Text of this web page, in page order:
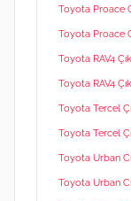
Toyota Proace
Toyota Proace
Toyota RAV4
Toyota RAV4
Toyota Tercel
Toyota Tercel
Toyota Urban
Toyota Urban